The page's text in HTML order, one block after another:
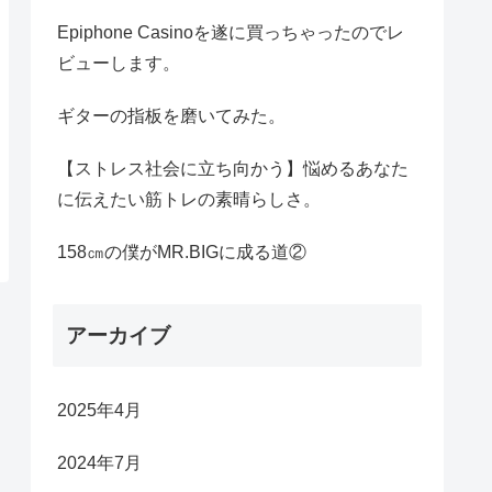
Epiphone Casinoを遂に買っちゃったのでレ
ビューします。
ギターの指板を磨いてみた。
【ストレス社会に立ち向かう】悩めるあなた
に伝えたい筋トレの素晴らしさ。
158㎝の僕がMR.BIGに成る道②
アーカイブ
2025年4月
2024年7月